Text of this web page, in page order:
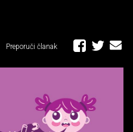
Preporuči članak